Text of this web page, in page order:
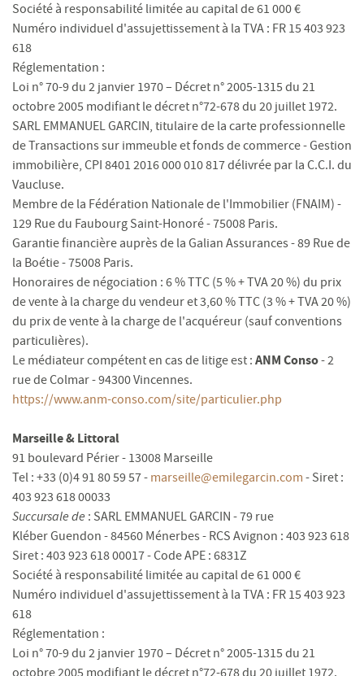
Société à responsabilité limitée au capital de 61 000 €
Numéro individuel d'assujettissement à la TVA : FR 15 403 923
618
Réglementation :
Loi n° 70-9 du 2 janvier 1970 – Décret n° 2005-1315 du 21
octobre 2005 modifiant le décret n°72-678 du 20 juillet 1972.
SARL EMMANUEL GARCIN, titulaire de la carte professionnelle
de Transactions sur immeuble et fonds de commerce - Gestion
immobilière, CPI 8401 2016 000 010 817 délivrée par la C.C.I. du
Vaucluse.
Membre de la Fédération Nationale de l'Immobilier (FNAIM) -
129 Rue du Faubourg Saint-Honoré - 75008 Paris.
Garantie financière auprès de la Galian Assurances - 89 Rue de
la Boétie - 75008 Paris.
Honoraires de négociation : 6 % TTC (5 % + TVA 20 %) du prix
de vente à la charge du vendeur et 3,60 % TTC (3 % + TVA 20 %)
du prix de vente à la charge de l'acquéreur (sauf conventions
particulières).
Le médiateur compétent en cas de litige est : ANM Conso-2
rue de Colmar - 94300 Vincennes.
https://www.anm-conso.com/site/particulier.php
Marseille & Littoral
91 boulevard Périer - 13008 Marseille
Tel : +33 (0)4 91 80 59 57 - marseille@emilegarcin.com - Siret :
403 923 618 00033
Succursale de : SARL EMMANUEL GARCIN - 79 rue
Kléber Guendon - 84560 Ménerbes - RCS Avignon : 403 923 618
Siret : 403 923 618 00017 - Code APE : 6831Z
Société à responsabilité limitée au capital de 61 000 €
Numéro individuel d'assujettissement à la TVA : FR 15 403 923
618
Réglementation :
Loi n° 70-9 du 2 janvier 1970 – Décret n° 2005-1315 du 21
octobre 2005 modifiant le décret n°72-678 du 20 juillet 1972.